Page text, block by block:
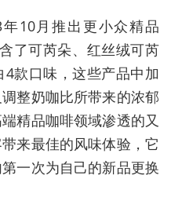
10月推出更小众精品
了可芮朵、红丝绒可芮
款口味，这些产品中加
整奶咖比所带来的浓郁
精品咖啡领域渗透的又
来最佳的风味体验，它
一次为自己的新品更换